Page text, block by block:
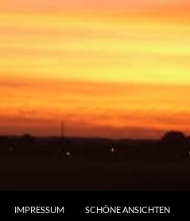
IMPRESSUM SCHÖNE ANSICHTEN